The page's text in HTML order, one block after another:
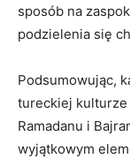
sposób na
podzielenia się
Podsumowując,
tureckiej kulturze
Ramadanu i
wyjątkowym‍